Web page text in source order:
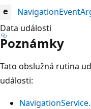
e
Data události
Poznámky
Tato obslužná rutina
události: